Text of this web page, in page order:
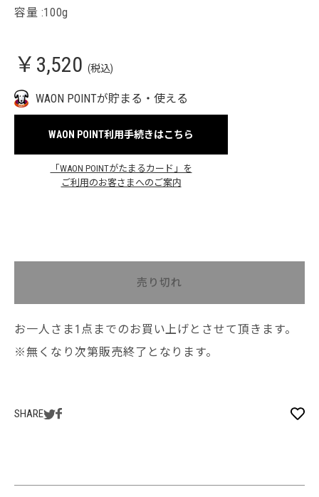
容量 :100g
￥3,520 (税込)
WAON POINTが貯まる・使える
WAON POINT利用手続きはこちら
「WAON POINTがたまるカード」を
ご利用のお客さまへのご案内
売り切れ
お一人さま1点までのお買い上げとさせて頂きます。
※無くなり次第販売終了となります。
SHARE